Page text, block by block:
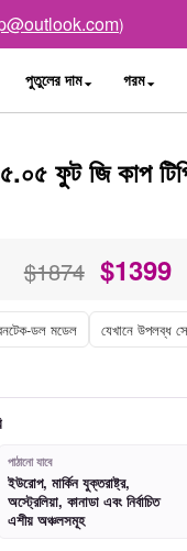
)
পুতুলের দাম গরম
ফুট জি কাপ
$1874 $1399
ডল মডেল যেখানে উপলব্ধ
পাঠানো যাবে
ইউরোপ, মার্কিন যুক্তরাষ্ট্র,
অস্ট্রেলিয়া, কানাডা এবং নির্বাচিত
এশীয় অঞ্চলসমূহ